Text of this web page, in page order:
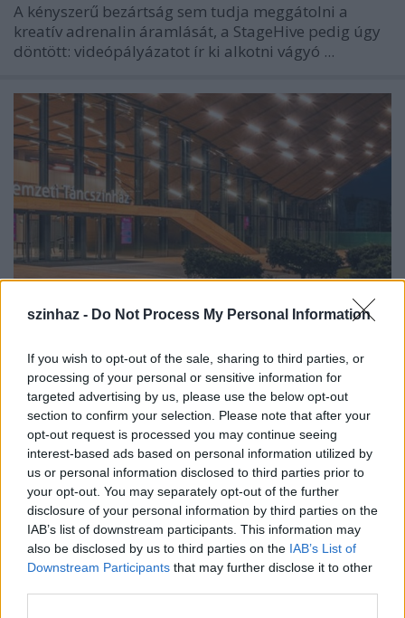
szinhaz - Do Not Process My Personal Information
If you wish to opt-out of the sale, sharing to third parties, or
processing of your personal or sensitive information for
targeted advertising by us, please use the below opt-out
section to confirm your selection. Please note that after your
opt-out request is processed you may continue seeing
interest-based ads based on personal information utilized by
us or personal information disclosed to third parties prior to
your opt-out. You may separately opt-out of the further
disclosure of your personal information by third parties on the
IAB’s list of downstream participants. This information may
also be disclosed by us to third parties on the IAB’s List of
Downstream Participants that may further disclose it to other
A kényszerű bezártság sem tudja meggátolni a
kreatív adrenalin áramlását, a StageHive pedig úgy
döntött: videópályázatot ír ki alkotni vágyó ...
Elindult a Nemzeti Táncszínház
online programja
mtothorsi• 2020. május 05.
Hiányzik a kedvenc táncelőadásod? Kíváncsi vagy,
mit hallgatnak a táncosok és a koreográfusok? A
karanténos-koronavírusos időszakban egyre több ...